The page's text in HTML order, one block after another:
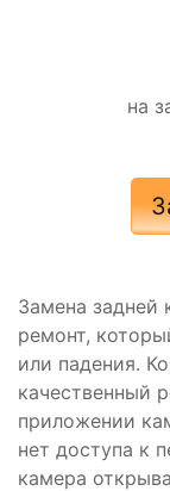
на
Замена задней
ремонт,
или падения.
качественный
приложении
нет доступа к
камера